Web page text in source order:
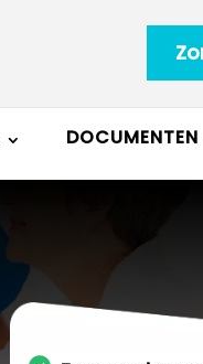
DOCUMENTEN